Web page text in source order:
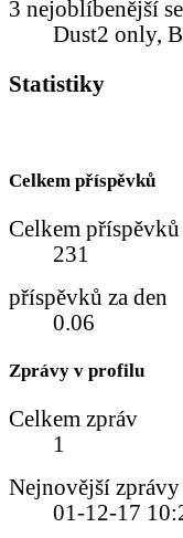
3 nejoblíbenější
Dust2 only,
Statistiky
Celkem příspěvků
Celkem příspěvků
231
příspěvků za den
0.06
Zprávy v profilu
Celkem zpráv
1
Nejnovější zprávy
01-12-17